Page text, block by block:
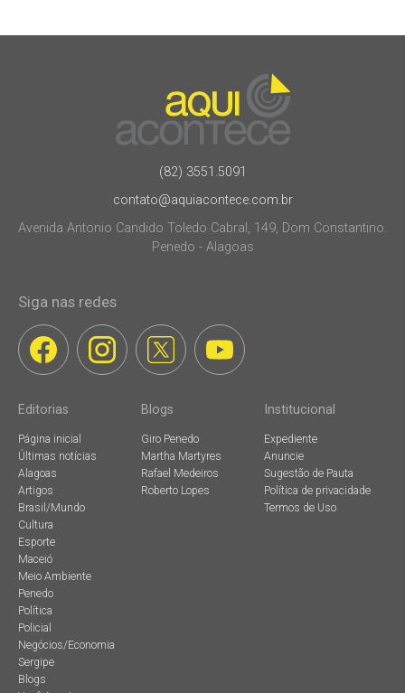
(82) 3551.5091
contato@aquiacontece.com.br
Avenida Antonio Candido Toledo Cabral, 149, Dom Constantino.
Penedo - Alagoas
Siga nas redes
Editorias
Página inicial
Últimas notícias
Alagoas
Artigos
Brasil/Mundo
Cultura
Esporte
Maceió
Meio Ambiente
Penedo
Política
Policial
Negócios/Economia
Sergipe
Blogs
Blogs
Giro Penedo
Martha Martyres
Rafael Medeiros
Roberto Lopes
Institucional
Expediente
Anuncie
Sugestão de Pauta
Política de privacidade
Termos de Uso